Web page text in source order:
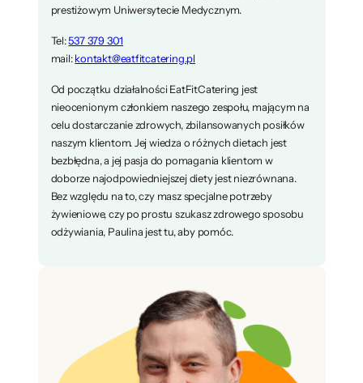
prestiżowym Uniwersytecie Medycznym.
Tel:537 379 301
mail:kontakt@eatfitcatering.pl
Od początku działalności EatFitCatering jest
nieocenionym członkiem naszego zespołu, mającym na
celu dostarczanie zdrowych, zbilansowanych posiłków
naszym klientom. Jej wiedza o różnych dietach jest
bezbłędna, a jej pasja do pomagania klientom w
doborze najodpowiedniejszej diety jest niezrównana.
Bez względu na to, czy masz specjalne potrzeby
żywieniowe, czy po prostu szukasz zdrowego sposobu
odżywiania, Paulina jest tu, aby pomóc.